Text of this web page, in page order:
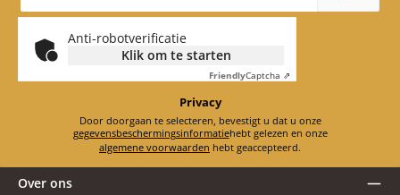
Anti-robotverificatie
Klik om te starten
FriendlyCaptcha ⇗
Privacy
Door doorgaan te selecteren, bevestigt u dat u onze
gegevensbeschermingsinformatie
hebt gelezen en onze
algemene voorwaarden hebt geaccepteerd.
Over ons